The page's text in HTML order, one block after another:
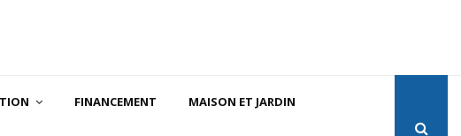
FINANCEMENT MAISON ET JARDIN